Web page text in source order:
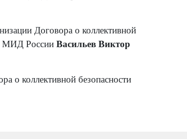
Договора о коллективной
МИД России Васильев Виктор
о коллективной безопасности